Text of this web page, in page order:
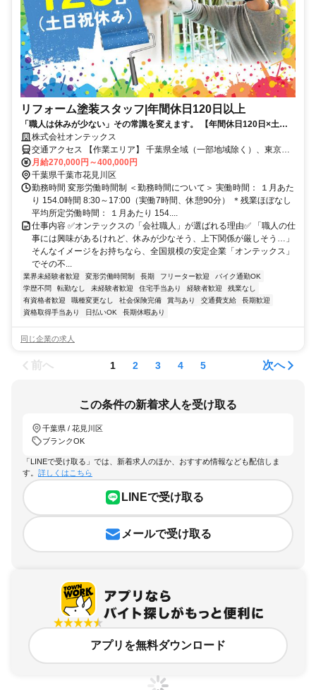
リフォーム塗装スタッフ|年間休日120日以上
「職人は休みが少ない」その常識を変えます。 【年間休日120日×土日
祝休み】日本トップクラスの安定企業で、プライベートも収入も諦めな
い「会社職人」へ。
株式会社オンテックス
交通アクセス 【作業エリア】 千葉県全域（一部地域除く）、東京都
江戸川区、東京都葛飾区 【所属勤務地】 千葉県千葉市
月給270,000円～400,000円
千葉県千葉市花見川区
勤務時間 変形労働時間制 ＜勤務時間について＞ 実働時間： １月あた
り 154.0時間 8:30～17:00（実働7時間、休憩90分） ＊残業ほぼなし
平均所定労働時間： １月あたり 154....
仕事内容 ✅オンテックスの「会社職人」が選ばれる理由✅ 「職人の仕
事には興味があるけれど、休みが少なそう、上下関係が厳しそう…」
そんなイメージをお持ちなら、全国規模の安定企業「オンテックス」
でその不...
業界未経験者歓迎 変形労働時間制 長期 フリーター歓迎
バイク通勤OK
学歴不問
転勤なし 未経験者歓迎 住宅手当あり 経験者歓迎
残業なし
有資格者歓迎
職種変更なし 社会保険完備 賞与あり 交通費支給
長期歓迎
資格取得手当あり
日払いOK 長期休暇あり
同じ企業の求人
前へ 1 2 3 4 5 次へ
この条件の新着求人を受け取る
千葉県 / 花見川区
ブランクOK
「LINEで受け取る」では、新着求人のほか、おすすめ情報なども配信しま
す。 詳しくはこちら
LINEで受け取る
メールで受け取る
アプリを無料ダウンロード